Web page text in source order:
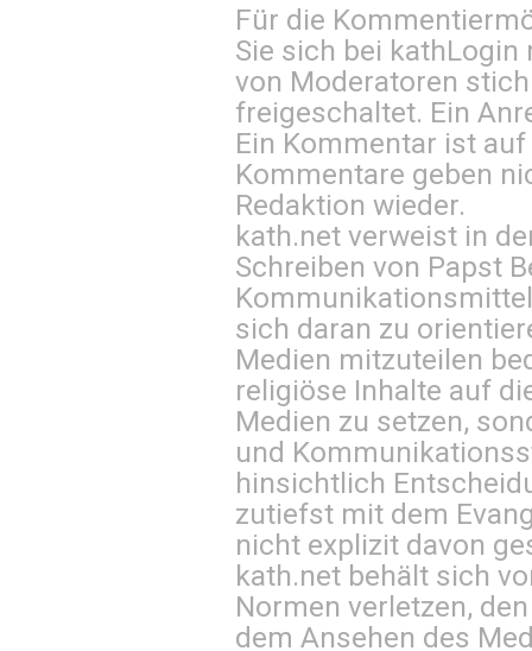
Für die
Sie sich bei kathLogin
von Moderatoren
freigeschaltet. Ein
Ein Kommentar ist
Kommentare geben
Redaktion wieder.
kath.net verweist in
Schreiben von Papst
sich daran zu
Medien mitzuteilen
religiöse Inhalte auf
Medien zu setzen,
und
hinsichtlich
zutiefst mit dem
nicht explizit davon
kath.net behält sich
Normen verletzen,
dem Ansehen des